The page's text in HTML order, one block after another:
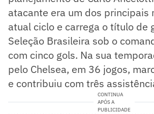
atacante era um dos principais
atual ciclo e carrega o título de
Seleção Brasileira sob o
com cinco gols. Na sua
pelo Chelsea, em 36 jogos,
e contribuiu com três
CONTINUA
APÓS A
PUBLICIDADE